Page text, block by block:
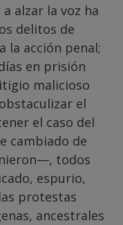
alzar la voz ha
delitos de
la acción penal;
en prisión
malicioso
el
el caso del
cambiado de
todos
espurio,
protestas
ancestrales